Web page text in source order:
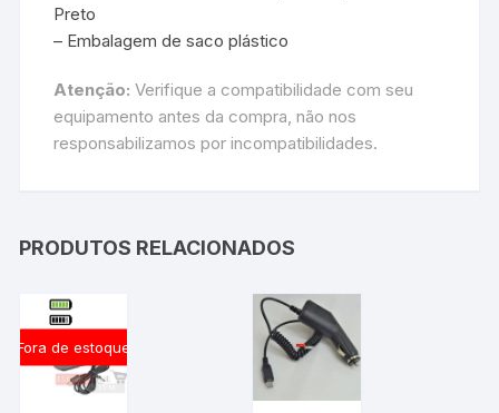
Preto
– Embalagem de saco plástico
Atenção:Verifique a compatibilidade com seu
equipamento antes da compra, não nos
responsabilizamos por incompatibilidades.
PRODUTOS RELACIONADOS
Fora de estoque